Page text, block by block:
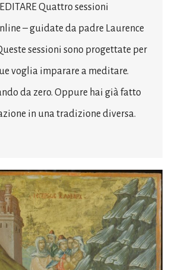
Quattro sessioni
– guidate da padre Laurence
sessioni sono progettate per
voglia imparare a meditare.
da zero. Oppure hai già fatto
in una tradizione diversa.